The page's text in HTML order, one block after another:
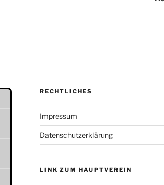
RECHTLICHES
Impressum
Datenschutzerklärung
LINK ZUM HAUPTVEREIN